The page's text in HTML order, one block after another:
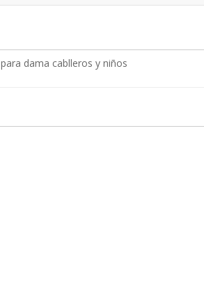
dama cablleros y niños